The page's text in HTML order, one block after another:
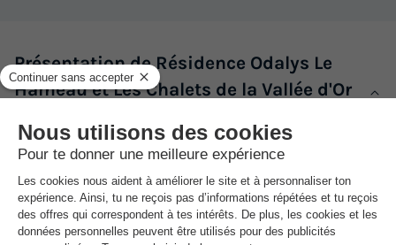
Présentation de Résidence Odalys Le
Hameau et Les Chalets de la Vallée d'Or
Description, Accès, Points d’intérêts, Aux alentours
Proche des commerces